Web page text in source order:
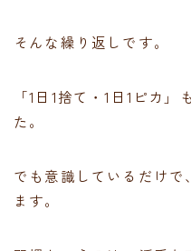
そんな繰り返しです。
「1日1捨て・1日1ピカ
た。
でも意識しているだけ
ます。